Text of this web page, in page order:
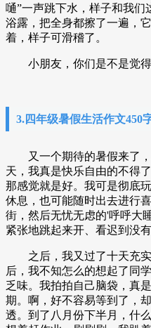
嗵”一声跳下水，样子和我
浴露，把全身都擦了一遍，
着，样子可滑稽了。
小朋友，你们是不是觉得
3.四年级暑假生活作文450
又一个期待的暑假来了，
天，我真是快乐自由的不得
那感觉就是好。我可是彻底
休息，也可能随时出去进行
街，然后无忧无虑的'呼呼大
紧张地跳起来开、看迟到没
之后，我又过了十天充实
后，我不知怎么的想起了同
乏味。我拍拍自己脑袋，真
期。啊，好不容易等到了，
透。到了八月份下半月，什